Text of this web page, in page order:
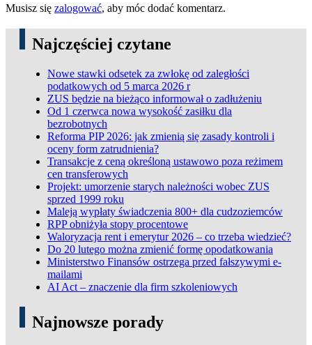
Musisz się zalogować, aby móc dodać komentarz.
Najczęściej czytane
Nowe stawki odsetek za zwłokę od zaległości
podatkowych od 5 marca 2026 r
ZUS będzie na bieżąco informował o zadłużeniu
Od 1 czerwca nowa wysokość zasiłku dla
bezrobotnych
Reforma PIP 2026: jak zmienią się zasady kontroli i
oceny form zatrudnienia?
Transakcje z ceną określoną ustawowo poza reżimem
cen transferowych
Projekt: umorzenie starych należności wobec ZUS
sprzed 1999 roku
Maleją wypłaty świadczenia 800+ dla cudzoziemców
RPP obniżyła stopy procentowe
Waloryzacja rent i emerytur 2026 – co trzeba wiedzieć?
Do 20 lutego można zmienić formę opodatkowania
Ministerstwo Finansów ostrzega przed fałszywymi e-
mailami
AI Act – znaczenie dla firm szkoleniowych
Najnowsze porady